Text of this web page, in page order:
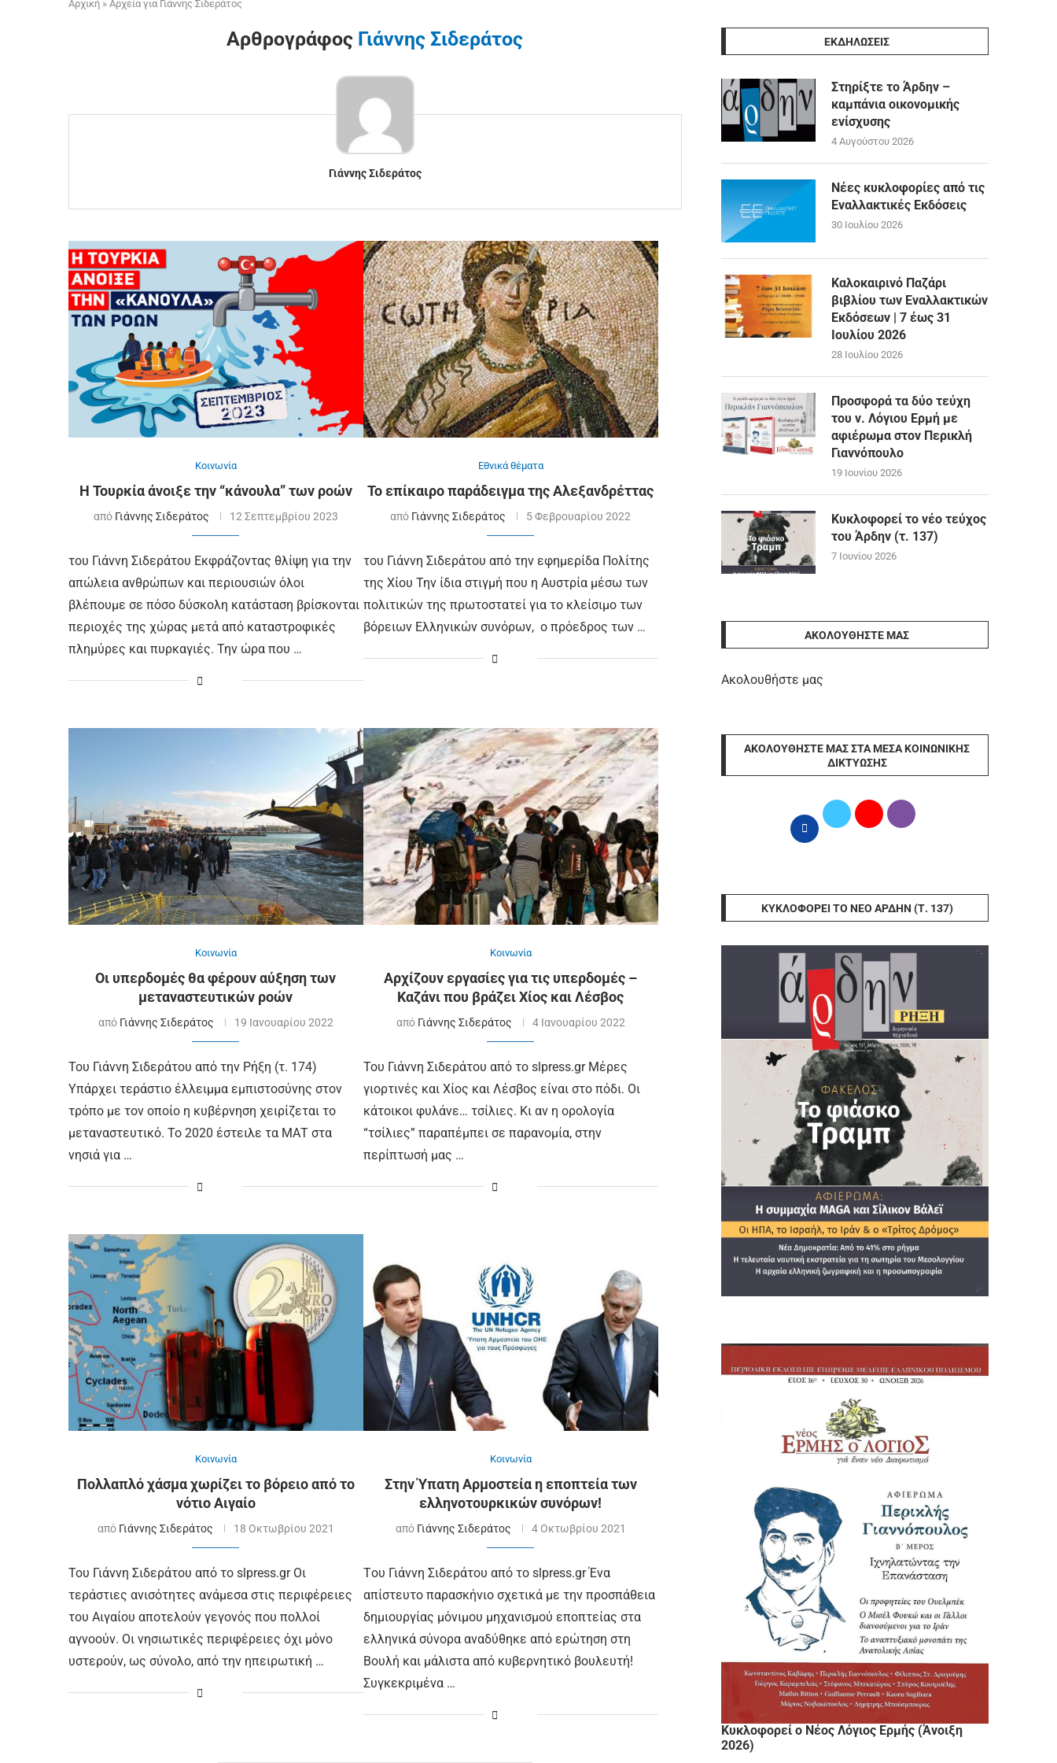
Αρχική » Αρχεία για Γιάννης Σιδεράτος
Αρθρογράφος Γιάννης Σιδεράτος
Γιάννης Σιδεράτος
Κοινωνία
Η Τουρκία άνοιξε την “κάνουλα” των ροών
από Γιάννης Σιδεράτος 12 Σεπτεμβρίου 2023
του Γιάννη Σιδεράτου Εκφράζοντας θλίψη για την
απώλεια ανθρώπων και περιουσιών όλοι
βλέπουμε σε πόσο δύσκολη κατάσταση βρίσκονται
περιοχές της χώρας μετά από καταστροφικές
πλημύρες και πυρκαγιές. Την ώρα που …
Εθνικά θέματα
Το επίκαιρο παράδειγμα της Αλεξανδρέττας
από Γιάννης Σιδεράτος 5 Φεβρουαρίου 2022
του Γιάννη Σιδεράτου από την εφημερίδα Πολίτης
της Χίου Την ίδια στιγμή που η Αυστρία μέσω των
πολιτικών της πρωτοστατεί για το κλείσιμο των
βόρειων Ελληνικών συνόρων, ο πρόεδρος των …
Κοινωνία
Οι υπερδομές θα φέρουν αύξηση των
μεταναστευτικών ροών
από Γιάννης Σιδεράτος 19 Ιανουαρίου 2022
Του Γιάννη Σιδεράτου από την Ρήξη (τ. 174)
Υπάρχει τεράστιο έλλειμμα εμπιστοσύνης στον
τρόπο με τον οποίο η κυβέρνηση χειρίζεται το
μεταναστευτικό. Το 2020 έστειλε τα ΜΑΤ στα
νησιά για …
Κοινωνία
Αρχίζουν εργασίες για τις υπερδομές –
Καζάνι που βράζει Χίος και Λέσβος
από Γιάννης Σιδεράτος 4 Ιανουαρίου 2022
Του Γιάννη Σιδεράτου από το slpress.gr Μέρες
γιορτινές και Χίος και Λέσβος είναι στο πόδι. Οι
κάτοικοι φυλάνε… τσίλιες. Κι αν η ορολογία
“τσίλιες” παραπέμπει σε παρανομία, στην
περίπτωσή μας …
Κοινωνία
Πολλαπλό χάσμα χωρίζει το βόρειο από το
νότιο Αιγαίο
από Γιάννης Σιδεράτος 18 Οκτωβρίου 2021
Του Γιάννη Σιδεράτου από το slpress.gr Οι
τεράστιες ανισότητες ανάμεσα στις περιφέρειες
του Αιγαίου αποτελούν γεγονός που πολλοί
αγνοούν. Οι νησιωτικές περιφέρειες όχι μόνο
υστερούν, ως σύνολο, από την ηπειρωτική …
Κοινωνία
Στην Ύπατη Αρμοστεία η εποπτεία των
ελληνοτουρκικών συνόρων!
από Γιάννης Σιδεράτος 4 Οκτωβρίου 2021
Tου Γιάννη Σιδεράτου από το slpress.gr Ένα
απίστευτο παρασκήνιο σχετικά με την προσπάθεια
δημιουργίας μόνιμου μηχανισμού εποπτείας στα
ελληνικά σύνορα αναδύθηκε από ερώτηση στη
Βουλή και μάλιστα από κυβερνητικό βουλευτή!
Συγκεκριμένα …
ΕΚΔΗΛΩΣΕΙΣ
Στηρίξτε το Άρδην –
καμπάνια οικονομικής
ενίσχυσης
4 Αυγούστου 2026
Νέες κυκλοφορίες από τις
Εναλλακτικές Εκδόσεις
30 Ιουλίου 2026
Καλοκαιρινό Παζάρι
βιβλίου των Εναλλακτικών
Εκδόσεων | 7 έως 31
Ιουλίου 2026
28 Ιουλίου 2026
Προσφορά τα δύο τεύχη
του ν. Λόγιου Ερμή με
αφιέρωμα στον Περικλή
Γιαννόπουλο
19 Ιουνίου 2026
Κυκλοφορεί το νέο τεύχος
του Άρδην (τ. 137)
7 Ιουνίου 2026
ΑΚΟΛΟΥΘΉΣΤΕ ΜΑΣ
Ακολουθήστε μας
ΑΚΟΛΟΥΘΉΣΤΕ ΜΑΣ ΣΤΑ ΜΈΣΑ ΚΟΙΝΩΝΙΚΉΣ
ΔΙΚΤΎΩΣΗΣ
ΚΥΚΛΟΦΟΡΕΊ ΤΟ ΝΈΟ ΆΡΔΗΝ (Τ. 137)
Κυκλοφορεί ο Νέος Λόγιος Ερμής (Άνοιξη
2026)